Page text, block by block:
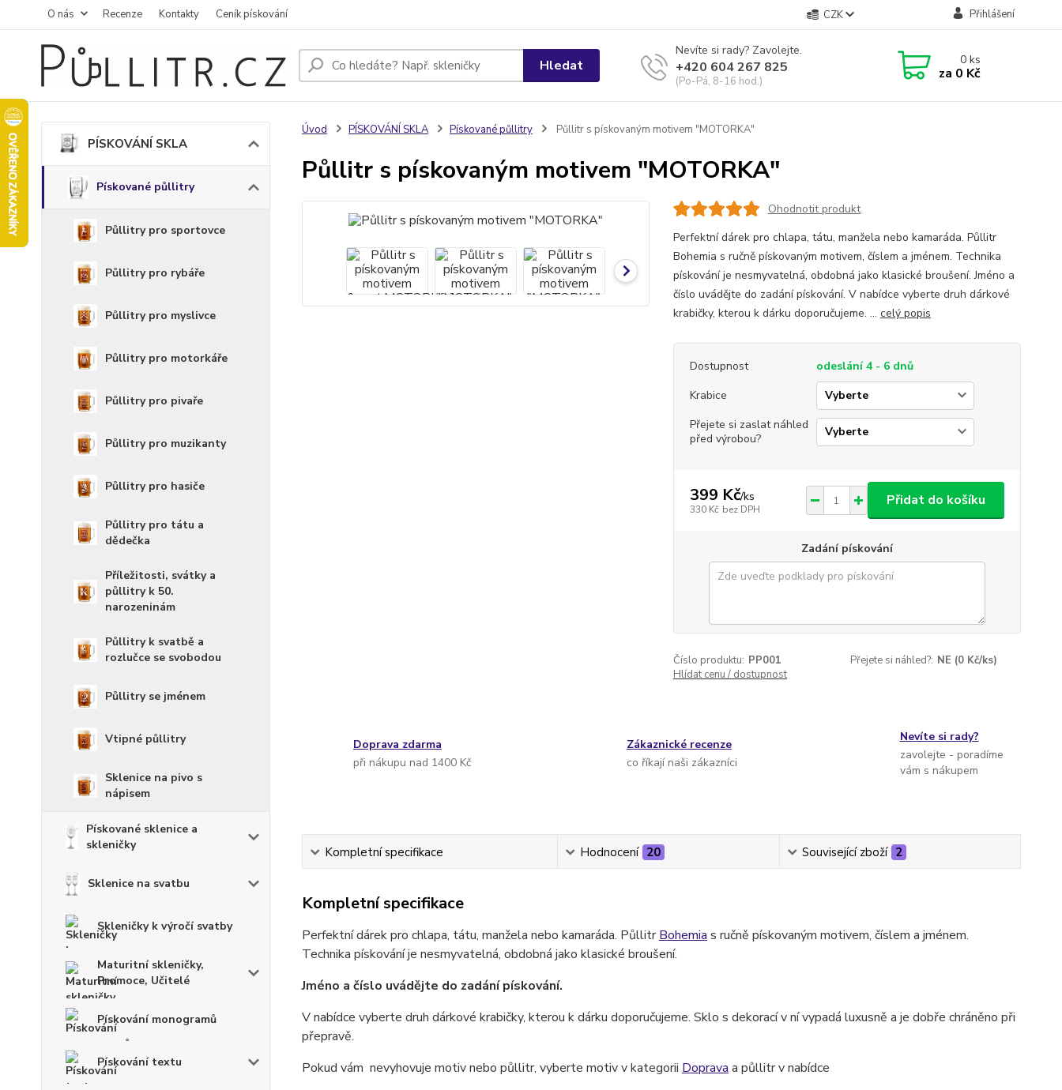
O nás Recenze Kontakty Ceník pískování CZK Přihlášení
Hledat
Nevíte si rady? Zavolejte.
+420 604 267 825
(Po-Pá, 8-16 hod.)
0ks
za 0 Kč
PÍSKOVÁNÍ SKLA
Pískované půllitry
Půllitry pro sportovce
Půllitry pro rybáře
Půllitry pro myslivce
Půllitry pro motorkáře
Půllitry pro pivaře
Půllitry pro muzikanty
Půllitry pro hasiče
Půllitry pro tátu a
dědečka
Příležitosti, svátky a
půllitry k 50.
narozeninám
Půllitry k svatbě a
rozlučce se svobodou
Půllitry se jménem
Vtipné půllitry
Sklenice na pivo s
nápisem
Pískované sklenice a
skleničky
Sklenice na svatbu
Skleničky k výročí svatby
Maturitní skleničky,
Promoce, Učitelé
Pískování monogramů
Pískování textu
Úvod PÍSKOVÁNÍ SKLA Pískované půllitry Půllitr s pískovaným motivem "MOTORKA"
Půllitr s pískovaným motivem "MOTORKA"
Ohodnotit produkt
Perfektní dárek pro chlapa, tátu, manžela nebo kamaráda. Půllitr
Bohemia s ručně pískovaným motivem, číslem a jménem. Technika
pískování je nesmyvatelná, obdobná jako klasické broušení. Jméno a
číslo uvádějte do zadání pískování. V nabídce vyberte druh dárkové
krabičky, kterou k dárku doporučujeme. ... celý popis
Dostupnost
odeslání 4 - 6 dnů
Krabice
Přejete si zaslat náhled
před výrobou?
399 Kč/ks
330 Kč bez DPH
Přidat do košíku
Zadání pískování
Číslo produktu: PP001 Přejete si náhled?: NE (0 Kč/ks)
Hlídat cenu / dostupnost
Doprava zdarma
při nákupu nad 1400 Kč
Zákaznické recenze
co říkají naši zákazníci
Nevíte si rady?
zavolejte - poradíme
vám s nákupem
Kompletní specifikace Hodnocení 20 Související zboží 2
Kompletní specifikace
Perfektní dárek pro chlapa, tátu, manžela nebo kamaráda. PůllitrBohemia s ručně pískovaným motivem, číslem a jménem.
Technika pískování je nesmyvatelná, obdobná jako klasické broušení.
Jméno a číslo uvádějte do zadání pískování.
V nabídce vyberte druh dárkové krabičky, kterou k dárku doporučujeme. Sklo s dekorací v ní vypadá luxusně a je dobře chráněno při
přepravě.
Pokud vám nevyhovuje motiv nebo půllitr, vyberte motiv v kategorii Doprava a půllitr v nabídce